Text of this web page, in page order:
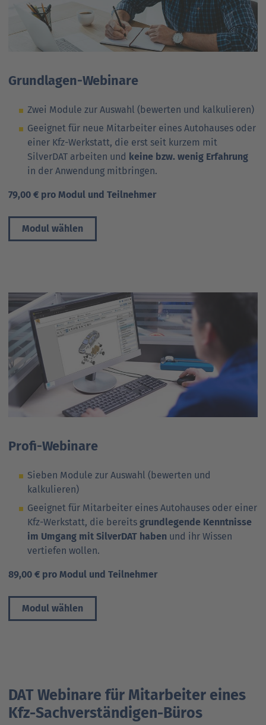
Grundlagen-Webinare
Zwei Module zur Auswahl (bewerten und kalkulieren)
Geeignet für neue Mitarbeiter eines Autohauses oder
einer Kfz-Werkstatt, die erst seit kurzem mit
SilverDAT arbeiten und keine bzw. wenig Erfahrung
in der Anwendung mitbringen.
79,00 € pro Modul und Teilnehmer
Modul wählen
Profi-Webinare
Sieben Module zur Auswahl (bewerten und
kalkulieren)
Geeignet für Mitarbeiter eines Autohauses oder einer
Kfz-Werkstatt, die bereits grundlegende Kenntnisse
im Umgang mit SilverDAT haben und ihr Wissen
vertiefen wollen.
89,00 € pro Modul und Teilnehmer
Modul wählen
DAT Webinare für Mitarbeiter eines
Kfz-Sachverständigen-Büros